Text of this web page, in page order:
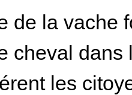
de la vache
cheval
les